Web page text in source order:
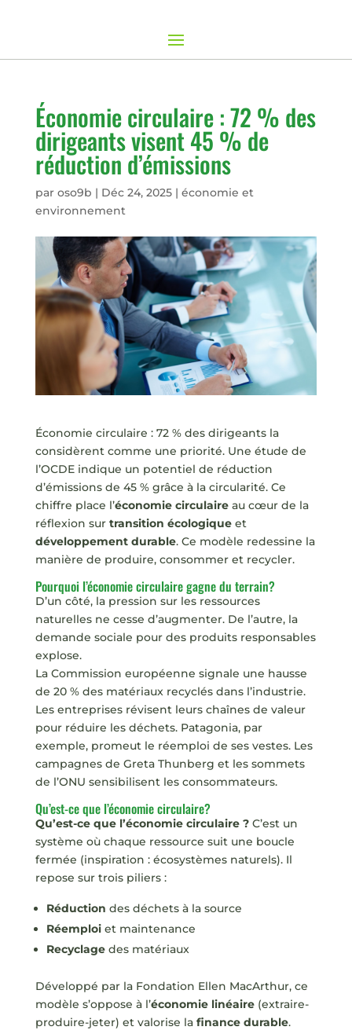
Économie circulaire : 72 % des
dirigeants visent 45 % de
réduction d’émissions
par oso9b | Déc 24, 2025| économie et
environnement
Économie circulaire : 72 % des dirigeants la
considèrent comme une priorité. Une étude de
l’OCDE indique un potentiel de réduction
d’émissions de 45 % grâce à la circularité. Ce
chiffre place l’économie circulaireau cœur de la
réflexion sur transition écologiqueet
développement durable. Ce modèle redessine la
manière de produire, consommer et recycler.
Pourquoi l’économie circulaire gagne du terrain?
D’un côté, la pression sur les ressources
naturelles ne cesse d’augmenter. De l’autre, la
demande sociale pour des produits responsables
explose.
La Commission européenne signale une hausse
de 20 % des matériaux recyclés dans l’industrie.
Les entreprises révisent leurs chaînes de valeur
pour réduire les déchets. Patagonia, par
exemple, promeut le réemploi de ses vestes. Les
campagnes de Greta Thunberg et les sommets
de l’ONU sensibilisent les consommateurs.
Qu’est-ce que l’économie circulaire?
Qu’est-ce que l’économie circulaire ?C’est un
système où chaque ressource suit une boucle
fermée (inspiration : écosystèmes naturels). Il
repose sur trois piliers :
Réduction des déchets à la source
Réemploiet maintenance
Recyclagedes matériaux
Développé par la Fondation Ellen MacArthur, ce
modèle s’oppose à l’économie linéaire(extraire-
produire-jeter) et valorise la finance durable.